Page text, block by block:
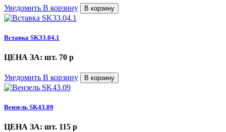
Уведомить В корзину В корзину
Вставка SK33.04.1
ЦЕНА ЗА: шт. 70 p
Уведомить В корзину В корзину
Вензель SK43.09
ЦЕНА ЗА: шт. 115 p